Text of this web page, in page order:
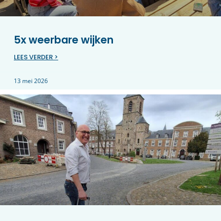
5x weerbare wijken
LEES VERDER >
13 mei 2026